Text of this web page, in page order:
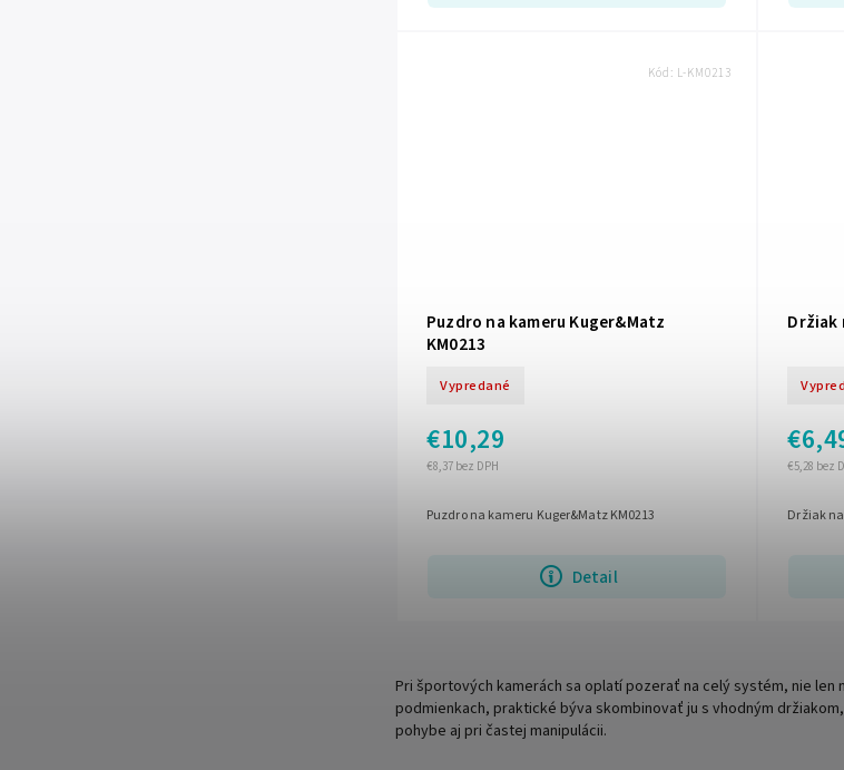
Puzdro na kameru Kuger&Matz
KM0213
Vypredané
€8,37 bez DPH
€10,29
Detail
Puzdro na kameru Kuger&Matz KM0213
Kód: L-KM0213
Držiak
€5,28 bez
Držiak
Pri športových kamerách sa oplatí pozerať na celý systém, nie
podmienkach, praktické býva skombinovať ju s vhodným
pohybe aj pri častej manipulácii.